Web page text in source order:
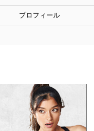
プロフィール